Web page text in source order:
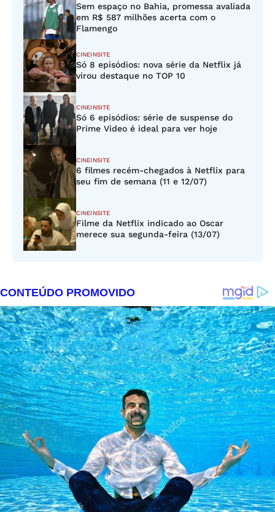
Sem espaço no Bahia, promessa avaliada
em R$ 587 milhões acerta com o
Flamengo
CINEINSITE
Só 8 episódios: nova série da Netflix já
virou destaque no TOP 10
CINEINSITE
Só 6 episódios: série de suspense do
Prime Video é ideal para ver hoje
CINEINSITE
6 filmes recém-chegados à Netflix para
seu fim de semana (11 e 12/07)
CINEINSITE
Filme da Netflix indicado ao Oscar
merece sua segunda-feira (13/07)